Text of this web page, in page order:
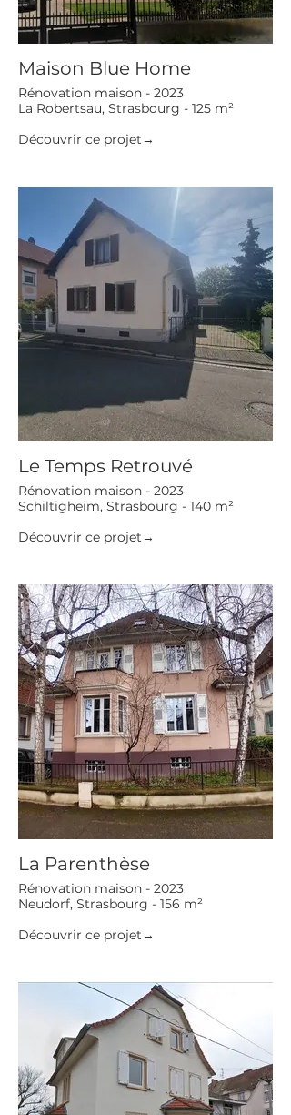
Maison Blue Home
Rénovation maison - 2023
La Robertsau, Strasbourg - 125 m²
Découvrir ce projet→
Le Temps Retrouvé
Rénovation maison - 2023
Schiltigheim, Strasbourg - 140 m²
Découvrir ce projet→
La Parenthèse
Rénovation maison - 2023
Neudorf, Strasbourg - 156 m²
Découvrir ce projet→